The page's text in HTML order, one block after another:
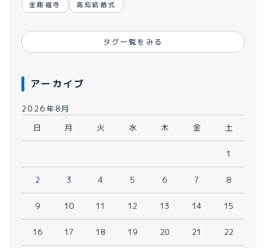
金剛福寺
高知結婚式
タグ一覧をみる
アーカイブ
2026年8月
日
月 火 水 木 金 土
1
2 3 4 5 6 7 8
9 10 11 12 13 14 15
16 17 18 19 20 21 22